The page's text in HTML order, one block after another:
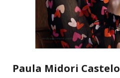
Paula Midori Castelo